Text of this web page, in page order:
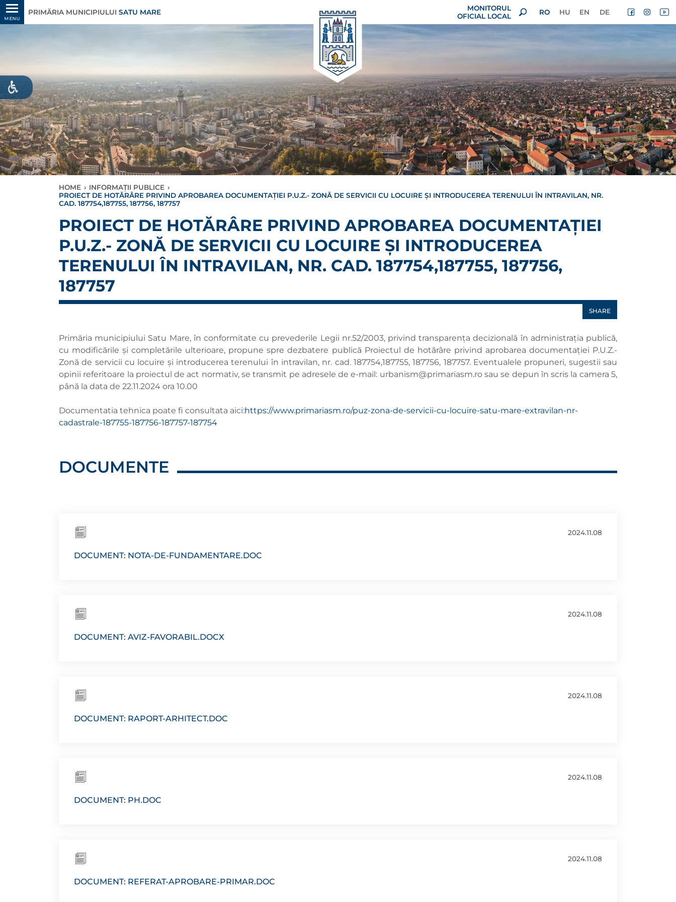
MENU
PRIMĂRIA MUNICIPIULUI SATU MARE
MONITORUL
OFICIAL LOCAL
RO HU EN DE
HOME › INFORMAȚII PUBLICE ›
PROIECT DE HOTĂRÂRE PRIVIND APROBAREA DOCUMENTAȚIEI P.U.Z.- ZONĂ DE SERVICII CU LOCUIRE ŞI INTRODUCEREA TERENULUI ÎN INTRAVILAN, NR.
CAD. 187754,187755, 187756, 187757
PROIECT DE HOTĂRÂRE PRIVIND APROBAREA DOCUMENTAȚIEI
P.U.Z.- ZONĂ DE SERVICII CU LOCUIRE ŞI INTRODUCEREA
TERENULUI ÎN INTRAVILAN, NR. CAD. 187754,187755, 187756,
187757
SHARE
Primăria municipiului Satu Mare, în conformitate cu prevederile Legii nr.52/2003, privind transparența decizională în administrația publică,
cu modificările și completările ulterioare, propune spre dezbatere publică Proiectul de hotărâre privind aprobarea documentației P.U.Z.-
Zonă de servicii cu locuire şi introducerea terenului în intravilan, nr. cad. 187754,187755, 187756, 187757. Eventualele propuneri, sugestii sau
opinii referitoare la proiectul de act normativ, se transmit pe adresele de e-mail: urbanism@primariasm.rosau se depun în scris la camera 5,
până la data de 22.11.2024 ora 10.00
Documentatia tehnica poate fi consultata aici:https://www.primariasm.ro/puz-zona-de-servicii-cu-locuire-satu-mare-extravilan-nr-
cadastrale-187755-187756-187757-187754
DOCUMENTE
2024.11.08
DOCUMENT: NOTA-DE-FUNDAMENTARE.DOC
2024.11.08
DOCUMENT: AVIZ-FAVORABIL.DOCX
2024.11.08
DOCUMENT: RAPORT-ARHITECT.DOC
2024.11.08
DOCUMENT: PH.DOC
2024.11.08
DOCUMENT: REFERAT-APROBARE-PRIMAR.DOC